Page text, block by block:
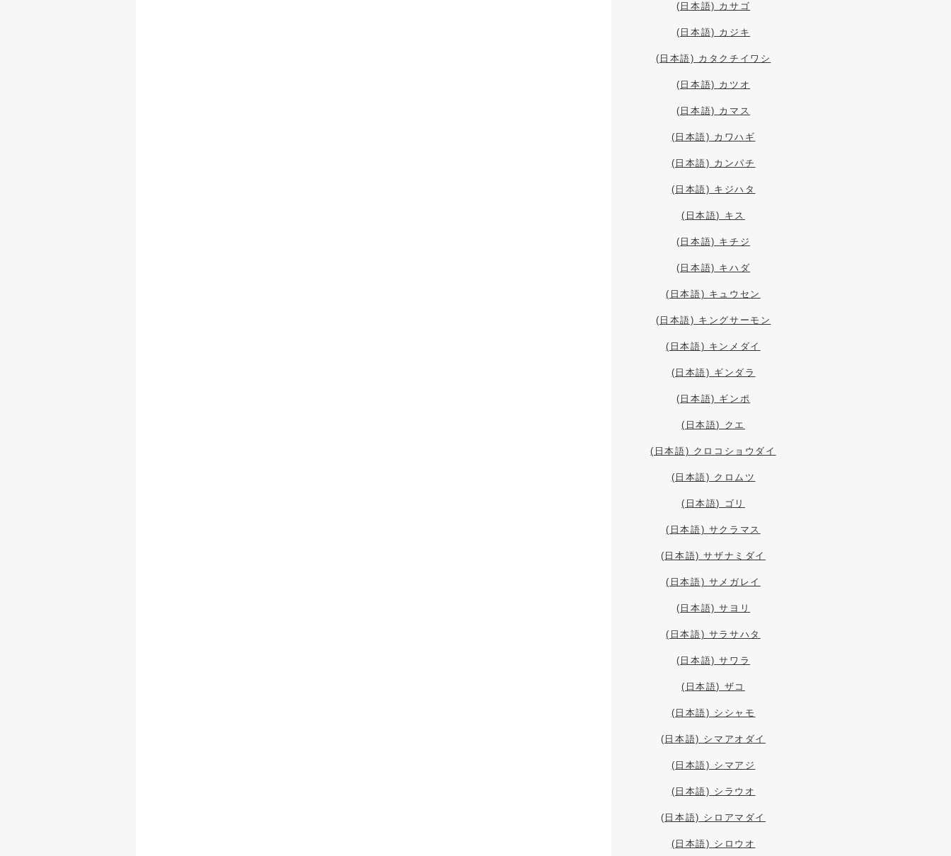
(日本語) カサゴ
(日本語) カジキ
(日本語) カタクチイワシ
(日本語) カツオ
(日本語) カマス
(日本語) カワハギ
(日本語) カンパチ
(日本語) キジハタ
(日本語) キス
(日本語) キチジ
(日本語) キハダ
(日本語) キュウセン
(日本語) キングサーモン
(日本語) キンメダイ
(日本語) ギンダラ
(日本語) ギンポ
(日本語) クエ
(日本語) クロコショウダイ
(日本語) クロムツ
(日本語) ゴリ
(日本語) サクラマス
(日本語) サザナミダイ
(日本語) サメガレイ
(日本語) サヨリ
(日本語) サラサハタ
(日本語) サワラ
(日本語) ザコ
(日本語) シシャモ
(日本語) シマアオダイ
(日本語) シマアジ
(日本語) シラウオ
(日本語) シロアマダイ
(日本語) シロウオ